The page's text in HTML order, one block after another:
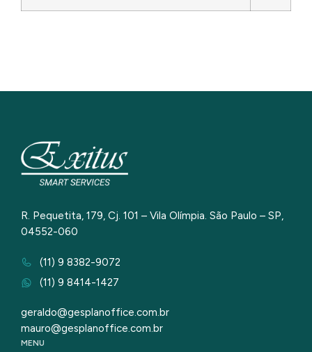
R. Pequetita, 179, Cj. 101 – Vila Olímpia. São Paulo – SP,
04552-060
(11) 9 8382-9072
(11) 9 8414-1427
geraldo@gesplanoffice.com.br
mauro@gesplanoffice.com.br
MENU